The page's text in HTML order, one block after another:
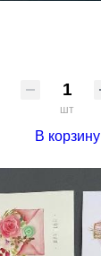
шт
В корзину